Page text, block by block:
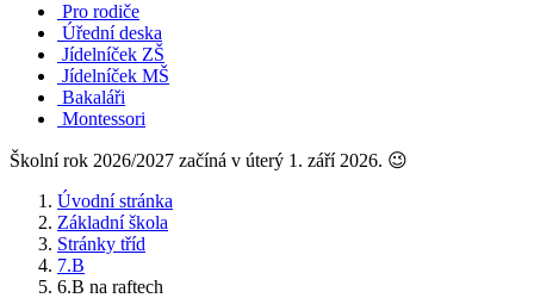
Pro rodiče
Úřední deska
Jídelníček ZŠ
Jídelníček MŠ
Bakaláři
Montessori
Školní rok 2026/2027 začíná v úterý 1. září 2026. 😉
Úvodní stránka
Základní škola
Stránky tříd
7.B
6.B na raftech